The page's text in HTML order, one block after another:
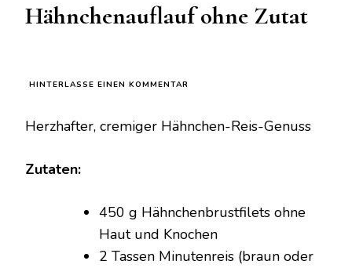
Hähnchenauflauf ohne Zutat
HINTERLASSE EINEN KOMMENTAR
ZUTAT
Herzhafter, cremiger Hähnchen-Reis-Genuss
Zutaten:
450 g Hähnchenbrustfilets ohne
Haut und Knochen
2 Tassen Minutenreis (braun oder